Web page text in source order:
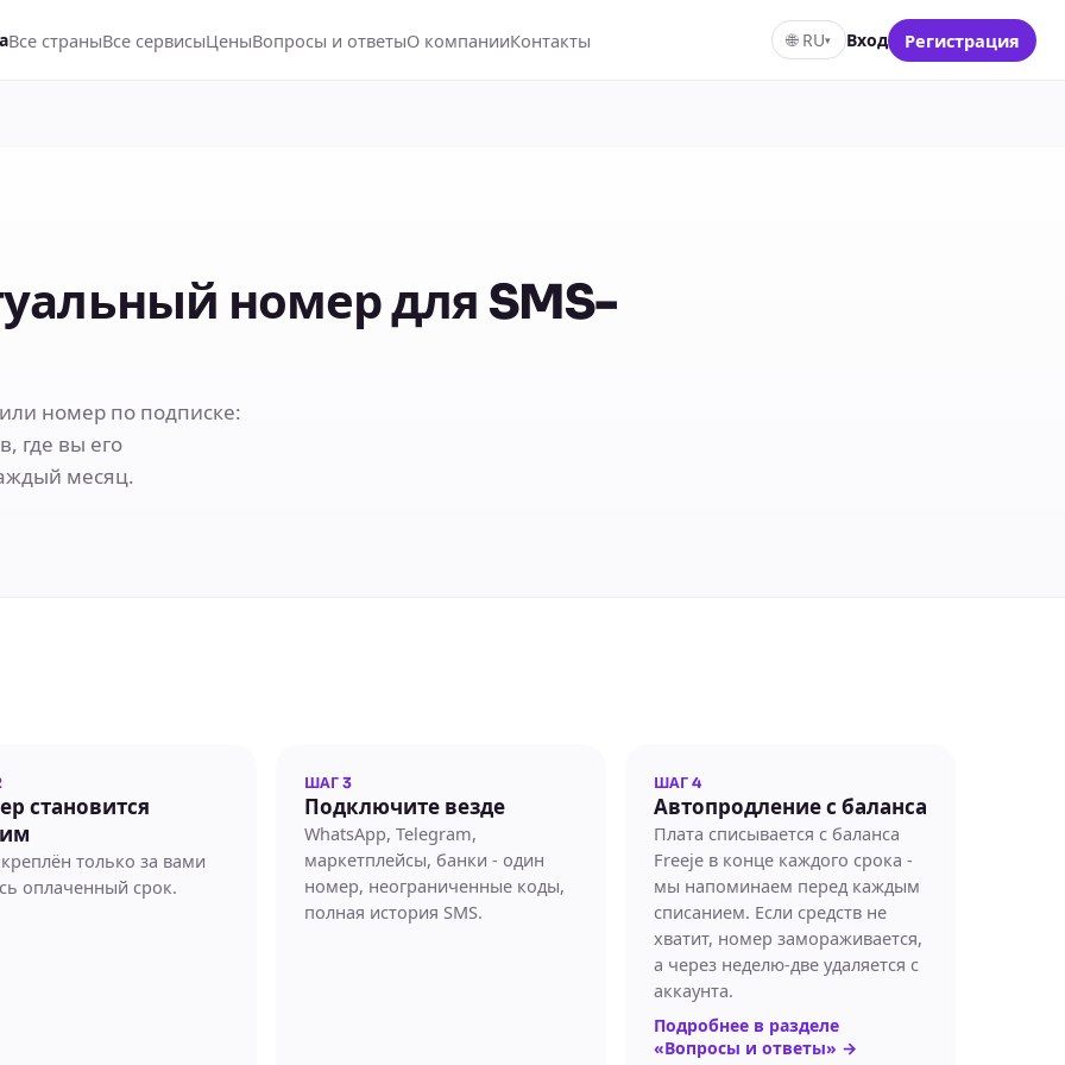
Все страныВсе сервисыЦеныВопросы и ответыО компанииКонтакты 🌐 RU▾ Вход Регистрация
номер для SMS-
номер по подписке:
где вы его
месяц.
становится
только за вами
оплаченный срок.
ШАГ 3
Подключите везде
WhatsApp, Telegram,
маркетплейсы, банки - один
номер, неограниченные коды,
полная история SMS.
ШАГ 4
Автопродление с баланса
Плата списывается с баланса
Freeje в конце каждого срока -
мы напоминаем перед каждым
списанием. Если средств не
хватит, номер замораживается,
а через неделю-две удаляется с
аккаунта.
Подробнее в разделе
«Вопросы и ответы» →